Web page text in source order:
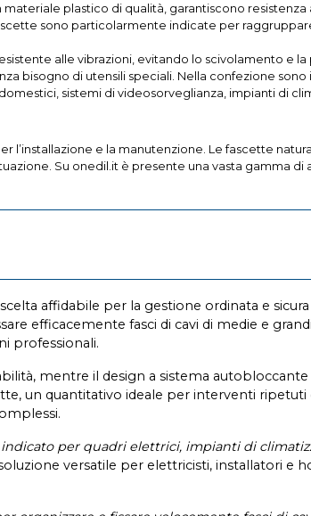
plastico di qualità, garantiscono
sono particolarmente indicate per
alle vibrazioni, evitando lo scivolamento e
bisogno di utensili speciali. Nella confezione sono
sistemi di videosorveglianza, impianti di
l’installazione e la manutenzione. Le fascette
Su onedil.it è presente una vasta gamma
affidabile per la gestione ordinata e
efficacemente fasci di cavi di medie e
professionali.
mentre il design a sistema
un quantitativo ideale per interventi
per quadri elettrici, impianti di
versatile per elettricisti, installatori e